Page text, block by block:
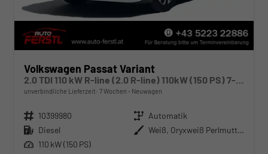
Volkswagen Passat Variant
2.0 TDI 110 kW R-line (2.0 R-line) 110kW (150 PS) 7-Gang DSG
unverbindliche Lieferzeit: 7 Wochen Neuwagen
Fahrzeugnr. 10399980 Getriebe Automatik
Kraftstoff Diesel Außenfarbe
Weiß, Oryxweiß Perlmutteffekt (0R)
Leistung 110 kW (150 PS)